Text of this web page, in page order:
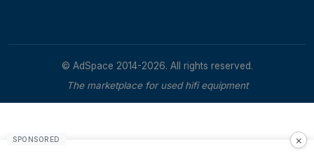
© AdSpace 2014-2026. All rights reserved.
The marketplace for used hifi equipment
×